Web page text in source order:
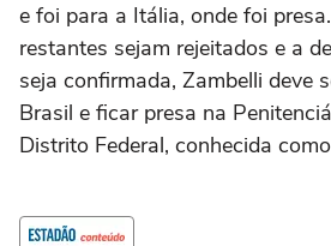
e foi para a Itália, onde foi
restantes sejam rejeitados e a
seja confirmada, Zambelli deve
Brasil e ficar presa na
Distrito Federal, conhecida